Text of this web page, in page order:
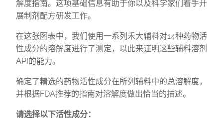
解度指南。这项基础信息有助于你以及科学家们着手开
展制剂配方研发工作。
在这张图表中，我们使用一系列禾大辅料对14种药物活
性成分的溶解度进行了测定，以此来证明这些辅料溶剂
API的能力。
确定了精选的药物活性成分在所列辅料中的总溶解度，
并根据FDA推荐的指南对溶解度做出恰当的描述。
请选择以下活性成分：